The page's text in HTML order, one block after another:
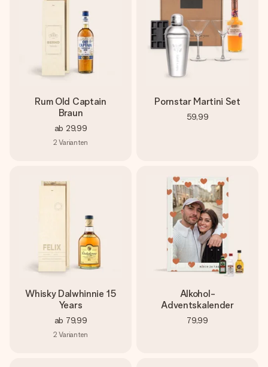
Rum Old Captain
Braun
ab 29,99
2 Varianten
Pornstar Martini Set
59,99
Whisky Dalwhinnie 15
Years
ab 79,99
2 Varianten
Alkohol-
Adventskalender
79,99